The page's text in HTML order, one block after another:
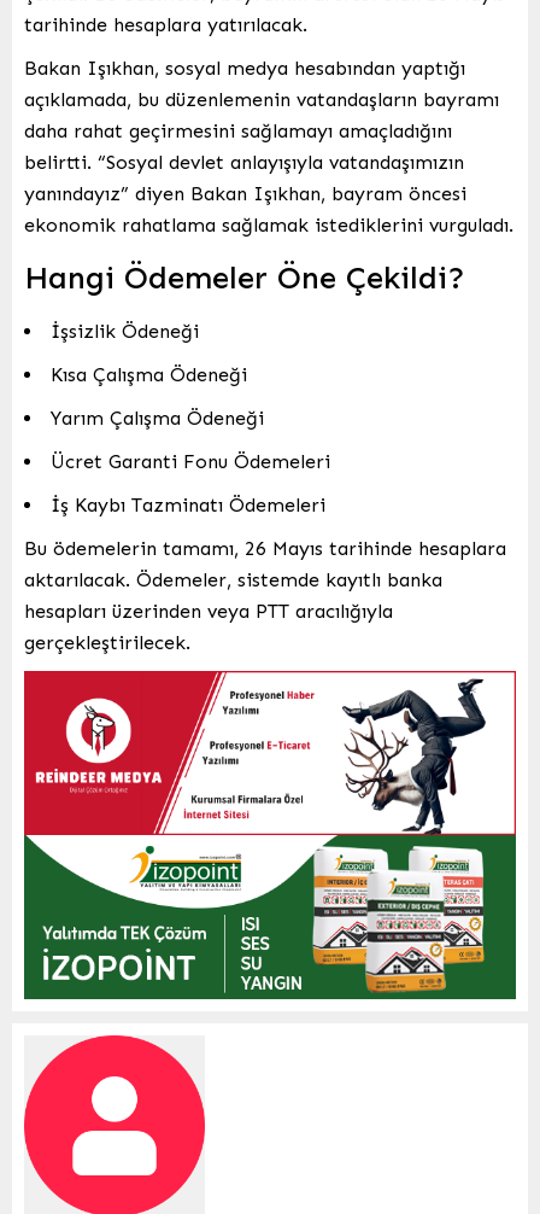
tarihinde hesaplara yatırılacak.
Bakan Işıkhan, sosyal medya hesabından yaptığı
açıklamada, bu düzenlemenin vatandaşların bayramı
daha rahat geçirmesini sağlamayı amaçladığını
belirtti. “Sosyal devlet anlayışıyla vatandaşımızın
yanındayız” diyen Bakan Işıkhan, bayram öncesi
ekonomik rahatlama sağlamak istediklerini vurguladı.
Hangi Ödemeler Öne Çekildi?
İşsizlik Ödeneği
Kısa Çalışma Ödeneği
Yarım Çalışma Ödeneği
Ücret Garanti Fonu Ödemeleri
İş Kaybı Tazminatı Ödemeleri
Bu ödemelerin tamamı, 26 Mayıs tarihinde hesaplara
aktarılacak. Ödemeler, sistemde kayıtlı banka
hesapları üzerinden veya PTT aracılığıyla
gerçekleştirilecek.